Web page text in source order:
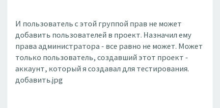
И пользователь с этой группой прав не может
добавить пользователей в проект. Назначил ему
права администратора - все равно не может. Может
только пользователь, создавший этот проект -
аккаунт, который я создавал для тестирования.
добавить.jpg